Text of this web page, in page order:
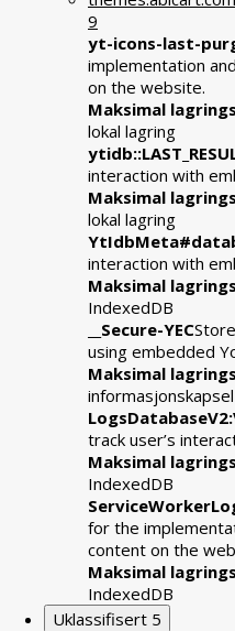
9
yt-icons-last-
implementation
on the website.
Maksimal
lokal lagring
interaction with
Maksimal
lokal lagring
interaction with
Maksimal
IndexedDB
__Secure-YEC
using embedded
Maksimal
informasjonskapsel
track user’s
Maksimal
IndexedDB
for the
content on the
Maksimal
IndexedDB
Uklassifisert 5